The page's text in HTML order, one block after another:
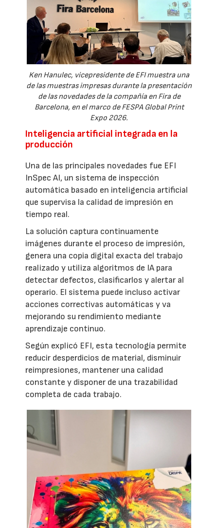
Ken Hanulec, vicepresidente de EFI muestra una
de las muestras impresas durante la presentación
de las novedades de la compañía en Fira de
Barcelona, en el marco de FESPA Global Print
Expo 2026.
Inteligencia artificial integrada en la
producción
Una de las principales novedades fue EFI
InSpec AI, un sistema de inspección
automática basado en inteligencia artificial
que supervisa la calidad de impresión en
tiempo real.
La solución captura continuamente
imágenes durante el proceso de impresión,
genera una copia digital exacta del trabajo
realizado y utiliza algoritmos de IA para
detectar defectos, clasificarlos y alertar al
operario. El sistema puede incluso activar
acciones correctivas automáticas y va
mejorando su rendimiento mediante
aprendizaje continuo.
Según explicó EFI, esta tecnología permite
reducir desperdicios de material, disminuir
reimpresiones, mantener una calidad
constante y disponer de una trazabilidad
completa de cada trabajo.